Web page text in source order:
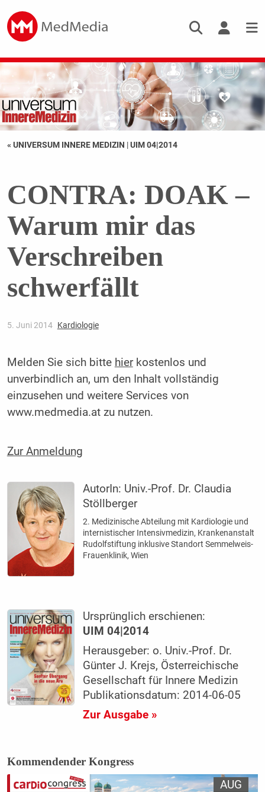
« UNIVERSUM INNERE MEDIZIN |UIM 04|2014
CONTRA: DOAK –
Warum mir das
Verschreiben
schwerfällt
5. Juni 2014 Kardiologie
Melden Sie sich bitte hierkostenlos und
unverbindlich an, um den Inhalt vollständig
einzusehen und weitere Services von
www.medmedia.at zu nutzen.
Zur Anmeldung
AutorIn: Univ.-Prof. Dr. Claudia
Stöllberger
2. Medizinische Abteilung mit Kardiologie und
internistischer Intensivmedizin, Krankenanstalt
Rudolfstiftung inklusive Standort Semmelweis-
Frauenklinik, Wien
Ursprünglich erschienen:
UIM 04|2014
Herausgeber: o. Univ.-Prof. Dr.
Günter J. Krejs, Österreichische
Gesellschaft für Innere Medizin
Publikationsdatum: 2014-06-05
Zur Ausgabe »
Kommendender Kongress
AUG